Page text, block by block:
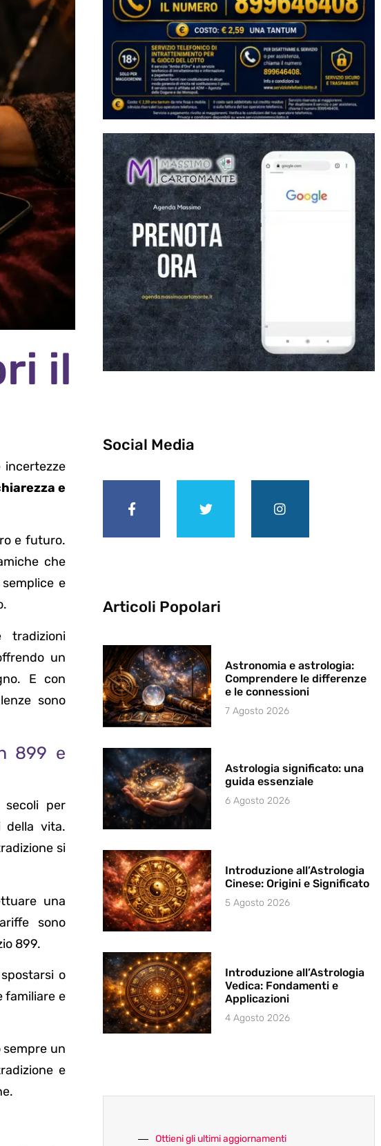
il
incertezze
e
e futuro.
che
e
tradizioni
un
E con
sono
899 e
per
della vita.
si
una
sono
899.
o
familiare e
un
e
Social Media
Articoli Popolari
Astronomia e astrologia:
Comprendere le differenze
e le connessioni
7 Agosto 2026
Astrologia significato: una
guida essenziale
6 Agosto 2026
Introduzione all’Astrologia
Cinese: Origini e Significato
5 Agosto 2026
Introduzione all’Astrologia
Vedica: Fondamenti e
Applicazioni
4 Agosto 2026
Ottieni gli ultimi aggiornamenti